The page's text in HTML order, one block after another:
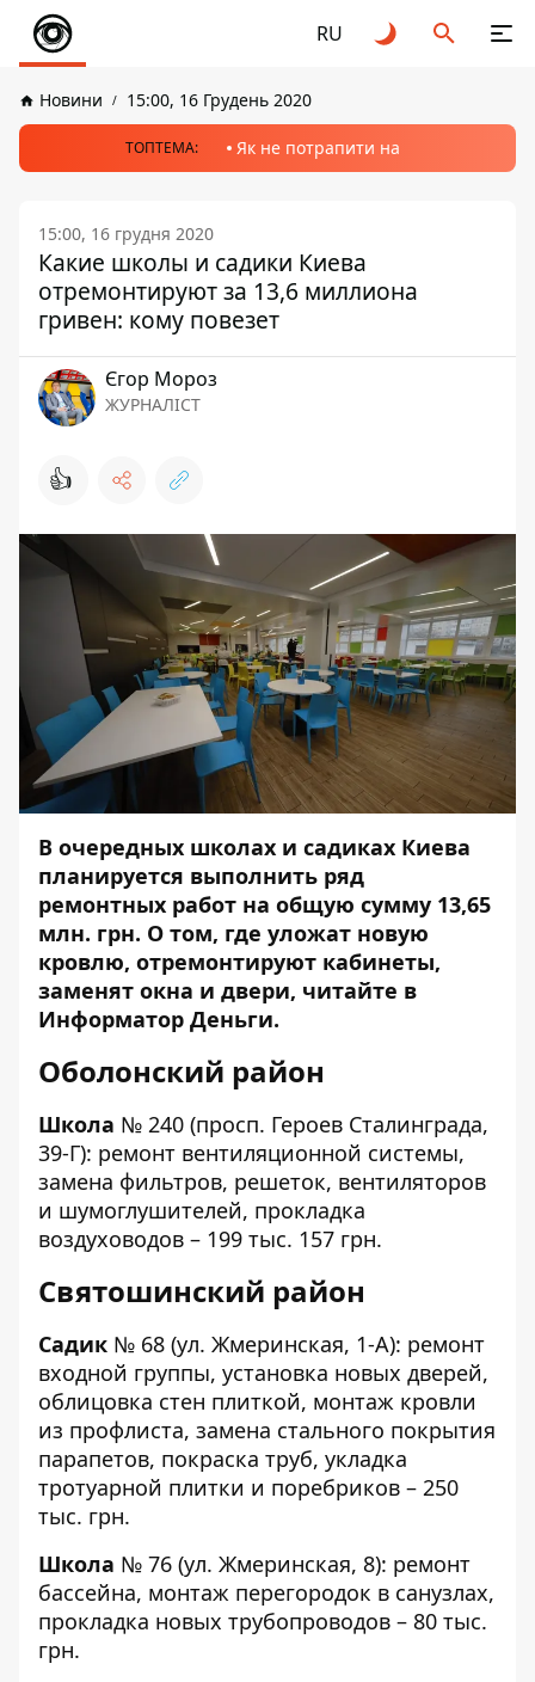
RU
Новини 15:00, 16 Грудень 2020
ТОПТЕМА: Як не потрапити на
15:00, 16 грудня 2020
Какие школы и садики Киева
отремонтируют за 13,6 миллиона
гривен: кому повезет
Єгор Мороз
ЖУРНАЛІСТ
👍
В очередных школах и садиках Киева
планируется выполнить ряд
ремонтных работ на общую сумму 13,65
млн. грн. О том, где уложат новую
кровлю, отремонтируют кабинеты,
заменят окна и двери, читайте в
Информатор Деньги.
Оболонский район
Школа № 240 (просп. Героев Сталинграда,
39-Г): ремонт вентиляционной системы,
замена фильтров, решеток, вентиляторов
и шумоглушителей, прокладка
воздуховодов – 199 тыс. 157 грн.
Святошинский район
Садик № 68 (ул. Жмеринская, 1-А): ремонт
входной группы, установка новых дверей,
облицовка стен плиткой, монтаж кровли
из профлиста, замена стального покрытия
парапетов, покраска труб, укладка
тротуарной плитки и поребриков – 250
тыс. грн.
Школа № 76 (ул. Жмеринская, 8): ремонт
бассейна, монтаж перегородок в санузлах,
прокладка новых трубопроводов – 80 тыс.
грн.